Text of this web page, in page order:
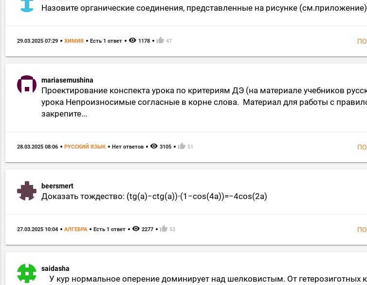
Назовите органические соединения, представленные на рисунке
29.03.2025 07:29 ХИМИЯ Есть 1 ответ remove_red_eye 1178 thumb_up 47
mariasemushina
Проектирование конспекта урока по критериям ДЭ (на материале учебников
урока Непроизносимые согласные в корне слова. Материал для работы с
закрепите...
28.03.2025 08:06 РУССКИЙ ЯЗЫК Нет ответов remove_red_eye 3105 thumb_up 51
beersmert
Доказать тождество: (tg(a)−ctg(a))⋅(1−cos(4a))=−4cos(2a)
27.03.2025 10:04 АЛГЕБРА Есть 1 ответ remove_red_eye 2277 thumb_up 53
saidasha
У кур нормальное оперение доминирует над шелковистым. От гетерозиготных